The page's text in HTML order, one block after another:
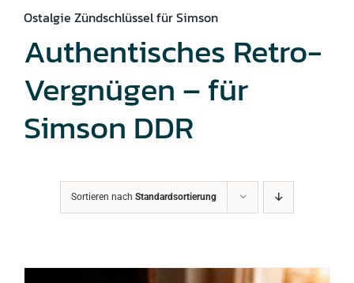
Ostalgie Zündschlüssel für Simson
Authentisches Retro-
Vergnügen – für
Simson DDR
Sortieren nach Standardsortierung